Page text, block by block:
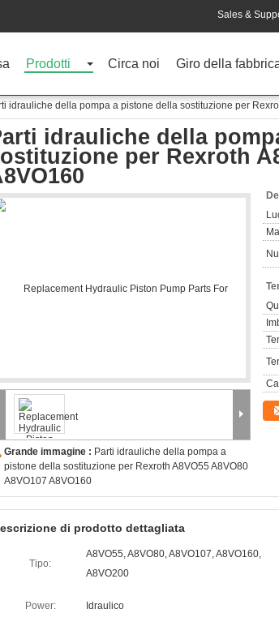
Sales &
Prodotti Circa noi Giro della
idrauliche della pompa a pistone della sostituzione per
idrauliche della
per Rexroth
Grande immagine : Parti idrauliche della pompa a
pistone della sostituzione per Rexroth A8VO55 A8VO80
A8VO107 A8VO160
di prodotto dettagliata
Tipo:
A8VO55, A8VO80, A8VO107, A8VO160,
A8VO200
Power: Idraulico